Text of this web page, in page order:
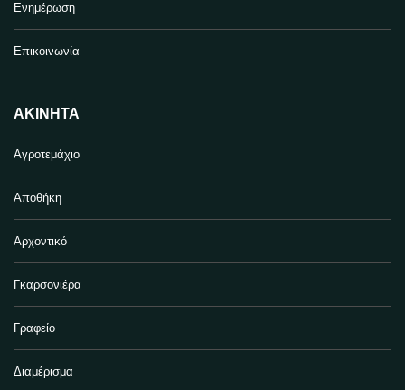
Ενημέρωση
Επικοινωνία
ΑΚΊΝΗΤΑ
Αγροτεμάχιο
Αποθήκη
Αρχοντικό
Γκαρσονιέρα
Γραφείο
Διαμέρισμα